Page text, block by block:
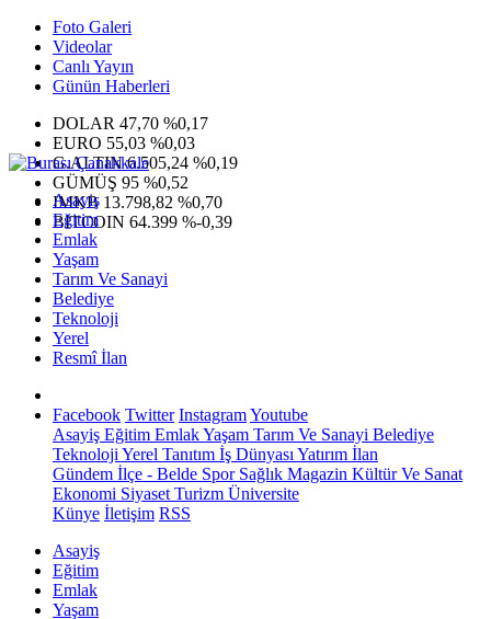
Foto Galeri
Videolar
Canlı Yayın
Günün Haberleri
DOLAR 47,70 %0,17
EURO 55,03 %0,03
G.ALTIN6.505,24 %0,19
GÜMÜŞ 95 %0,52
IMKB 13.798,82 %0,70
BITCOIN 64.399 %-0,39
Asayiş
Eğitim
Emlak
Yaşam
Tarım Ve Sanayi
Belediye
Teknoloji
Yerel
Resmî İlan
Facebook Twitter InstagramYoutube
Asayiş Eğitim EmlakYaşam Tarım Ve Sanayi Belediye
Teknoloji Yerel Tanıtım İş Dünyası Yatırım İlan
Gündem İlçe - Belde SporSağlık Magazin Kültür Ve Sanat
Ekonomi Siyaset Turizm Üniversite
Künye İletişim RSS
Asayiş
Eğitim
Emlak
Yaşam